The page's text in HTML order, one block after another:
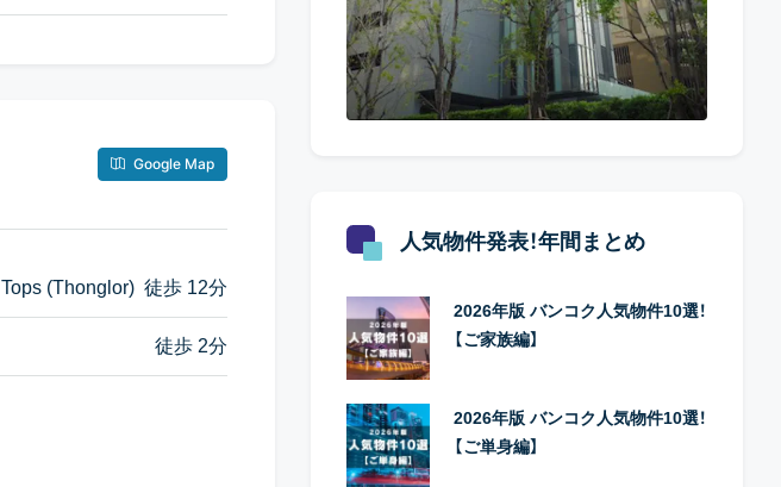
Google Map
Tops (Thonglor) 徒歩 12分
徒歩 2分
人気物件発表！年間まとめ
2026年版 バンコク人気物件10選！
【ご家族編】
2026年版 バンコク人気物件10選！
【ご単身編】